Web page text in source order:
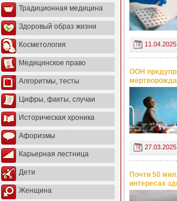
Традиционная медицина
Здоровый образ жизни
Косметология
Медицинское право
Алгоритмы, тесты
Цифры, факты, случаи
Историческая хроника
Афоризмы
Карьерная лестница
Дети
Женщина
11.04.2025
ООН
27.03.2025
Почти 50
интересах